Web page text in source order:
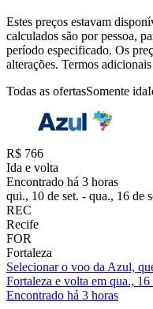
Estes preços estavam
calculados são por pessoa,
período especificado. Os
alterações. Termos
Todas as ofertasSomente ida
R$ 766
Ida e volta
Encontrado há 3 horas
qui., 10 de set. - qua., 16 de
REC
Recife
FOR
Fortaleza
Selecionar o voo da Azul,
Fortaleza e volta em qua.,
Encontrado há 3 horas